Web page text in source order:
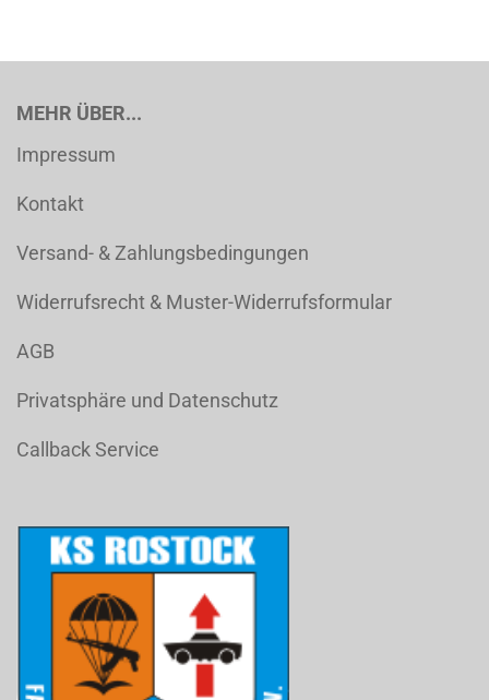
MEHR ÜBER...
Impressum
Kontakt
Versand- & Zahlungsbedingungen
Widerrufsrecht & Muster-Widerrufsformular
AGB
Privatsphäre und Datenschutz
Callback Service